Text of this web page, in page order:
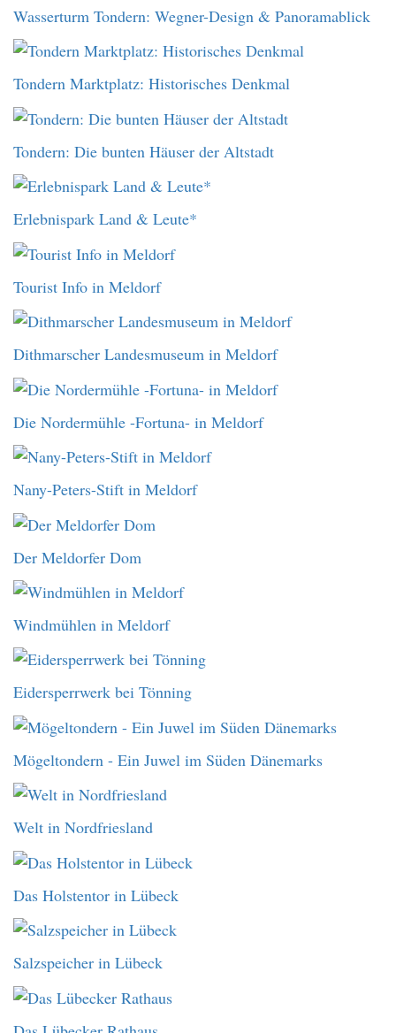
Wasserturm Tondern: Wegner-Design & Panoramablick
Tondern Marktplatz: Historisches Denkmal
Tondern: Die bunten Häuser der Altstadt
Erlebnispark Land & Leute*
Tourist Info in Meldorf
Dithmarscher Landesmuseum in Meldorf
Die Nordermühle -Fortuna- in Meldorf
Nany-Peters-Stift in Meldorf
Der Meldorfer Dom
Windmühlen in Meldorf
Eidersperrwerk bei Tönning
Mögeltondern - Ein Juwel im Süden Dänemarks
Welt in Nordfriesland
Das Holstentor in Lübeck
Salzspeicher in Lübeck